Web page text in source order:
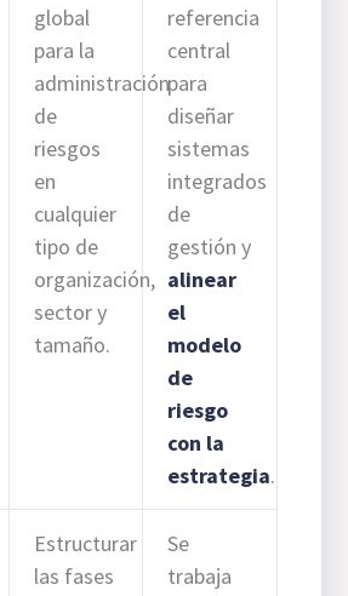
global
para la
administración
de
riesgos
en
cualquier
tipo de
organización,
sector y
tamaño.
referencia
central
para
diseñar
sistemas
integrados
de
gestión y
alinear
el
modelo
de
riesgo
con la
estrategia.
Estructurar
las fases
Se
trabaja